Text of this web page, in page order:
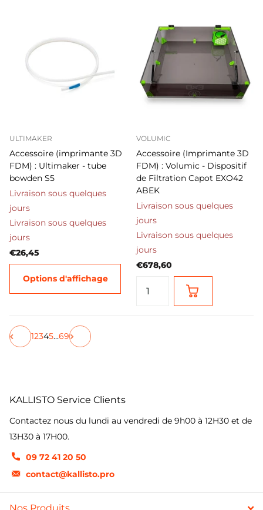
ULTIMAKER
Accessoire (imprimante 3D
FDM) : Ultimaker - tube
bowden S5
Livraison sous quelques
jours
Livraison sous quelques
jours
€26,45
Options d'affichage
VOLUMIC
Accessoire (Imprimante 3D
FDM) : Volumic - Dispositif
de Filtration Capot EXO42
ABEK
Livraison sous quelques
jours
Livraison sous quelques
jours
€678,60
12345…69
KALLISTO Service Clients
Contactez nous du lundi au vendredi de 9h00 à 12H30 et de
13H30 à 17H00.
09 72 41 20 50
contact@kallisto.pro